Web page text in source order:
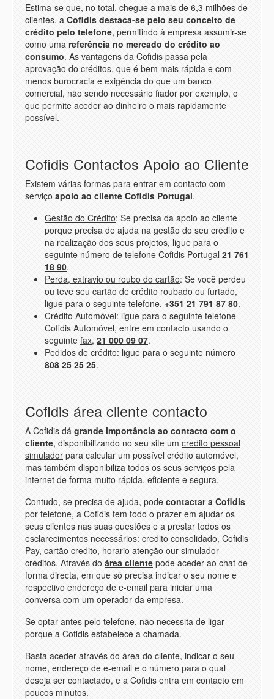
Estima-se que, no total, chegue a mais de 6,3 milhões de
clientes, a Cofidis destaca-se pelo seu conceito de
crédito pelo telefone, permitindo à empresa assumir-se
como uma referência no mercado do crédito ao
consumo. As vantagens da Cofidis passa pela
aprovação do créditos, que é bem mais rápida e com
menos burocracia e exigência do que um banco
comercial, não sendo necessário fiador por exemplo, o
que permite aceder ao dinheiro o mais rapidamente
possível.
Cofidis Contactos Apoio ao Cliente
Existem várias formas para entrar em contacto com
serviço apoio ao cliente Cofidis Portugal.
Gestão do Crédito: Se precisa da apoio ao cliente
porque precisa de ajuda na gestão do seu crédito e
na realização dos seus projetos, ligue para o
seguinte número de telefone Cofidis Portugal 21 761
18 90.
Perda, extravio ou roubo do cartão: Se você perdeu
ou teve seu cartão de crédito roubado ou furtado,
ligue para o seguinte telefone, +351 21 791 87 80.
Crédito Automóvel: ligue para o seguinte telefone
Cofidis Automóvel, entre em contacto usando o
seguinte fax, 21 000 09 07.
Pedidos de crédito: ligue para o seguinte número
808 25 25 25.
Cofidis área cliente contacto
A Cofidis dá grande importância ao contacto com o
cliente, disponibilizando no seu site um credito pessoal
simulador para calcular um possível crédito automóvel,
mas também disponibiliza todos os seus serviços pela
internet de forma muito rápida, eficiente e segura.
Contudo, se precisa de ajuda, pode contactar a Cofidis
por telefone, a Cofidis tem todo o prazer em ajudar os
seus clientes nas suas questões e a prestar todos os
esclarecimentos necessários: credito consolidado, Cofidis
Pay, cartão credito, horario atenção our simulador
créditos. Através do área cliente pode aceder ao chat de
forma directa, em que só precisa indicar o seu nome e
respectivo endereço de e-email para iniciar uma
conversa com um operador da empresa.
Se optar antes pelo telefone, não necessita de ligar
porque a Cofidis estabelece a chamada.
Basta aceder através do área do cliente, indicar o seu
nome, endereço de e-email e o número para o qual
deseja ser contactado, e a Cofidis entra em contacto em
poucos minutos.